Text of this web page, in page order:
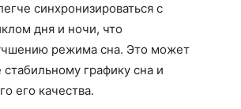
синхронизироваться с
дня и ночи, что
режима сна. Это может
графику сна и
его качества.